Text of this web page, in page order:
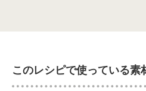
このレシピで使っている素